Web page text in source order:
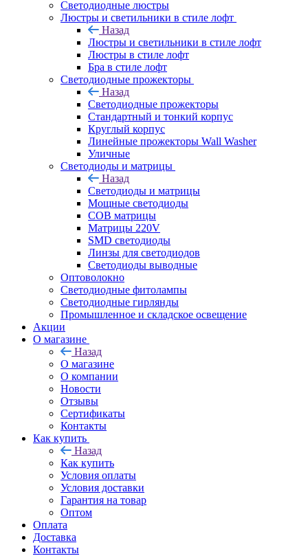
Светодиодные люстры
Люстры и светильники в стиле лофт
Назад
Люстры и светильники в стиле лофт
Люстры в стиле лофт
Бра в стиле лофт
Светодиодные прожекторы
Назад
Светодиодные прожекторы
Стандартный и тонкий корпус
Круглый корпус
Линейные прожекторы Wall Washer
Уличные
Светодиоды и матрицы
Назад
Светодиоды и матрицы
Мощные светодиоды
COB матрицы
Матрицы 220V
SMD светодиоды
Линзы для светодиодов
Светодиоды выводные
Оптоволокно
Светодиодные фитолампы
Светодиодные гирлянды
Промышленное и складское освещение
Акции
О магазине
Назад
О магазине
О компании
Новости
Отзывы
Сертификаты
Контакты
Как купить
Назад
Как купить
Условия оплаты
Условия доставки
Гарантия на товар
Оптом
Оплата
Доставка
Контакты